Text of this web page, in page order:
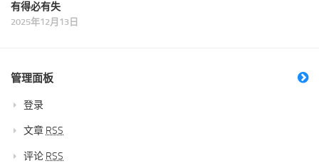
有得必有失
2025年12月13日
管理面板
登录
文章 RSS
评论 RSS